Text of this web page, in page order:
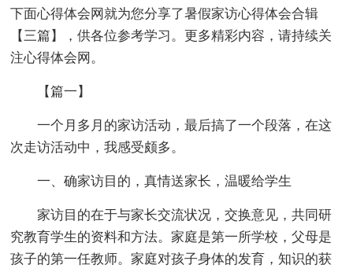
下面心得体会网就为您分享了暑假家访心得体会合辑
【三篇】，供各位参考学习。更多精彩内容，请持续关
注心得体会网。
【篇一】
一个月多月的家访活动，最后搞了一个段落，在这
次走访活动中，我感受颇多。
一、确家访目的，真情送家长，温暖给学生
家访目的在于与家长交流状况，交换意见，共同研
究教育学生的资料和方法。家庭是第一所学校，父母是
孩子的第一任教师。家庭对孩子身体的发育，知识的获